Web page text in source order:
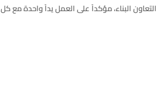
البناء، مؤكداً على العمل يداً واحدة